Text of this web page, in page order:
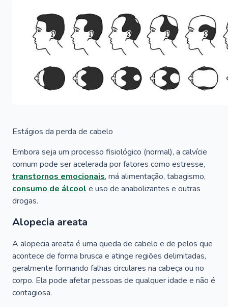
Estágios da perda de cabelo
Embora seja um processo fisiológico (normal), a calvície
comum pode ser acelerada por fatores como estresse,
transtornos emocionais, má alimentação, tabagismo,
consumo de álcoole uso de anabolizantes e outras
drogas.
Alopecia areata
A alopecia areata é uma queda de cabelo e de pelos que
acontece de forma brusca e atinge regiões delimitadas,
geralmente formando falhas circulares na cabeça ou no
corpo. Ela pode afetar pessoas de qualquer idade e não é
contagiosa.